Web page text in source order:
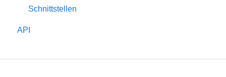
Schnittstellen
API